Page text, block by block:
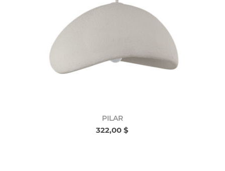
PILAR
322,00 $